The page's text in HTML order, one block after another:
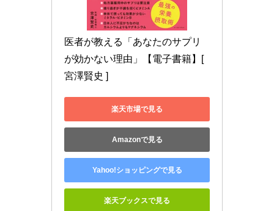
医者が教える「あなたのサプリ
が効かない理由」【電子書籍】[
宮澤賢史 ]
楽天市場で見る
Amazonで見る
Yahoo!ショッピングで見る
楽天ブックスで見る